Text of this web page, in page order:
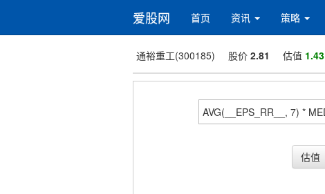
爱股网 首页 资讯 策略
通裕重工(300185) 股价 2.81 估值 1.43
估值